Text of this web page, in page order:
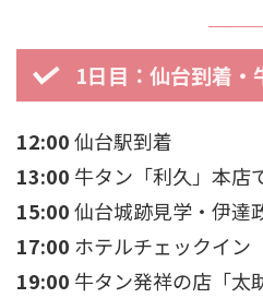
1日目：仙台到着・
12:00仙台駅到着
13:00 牛タン「利久」本店
15:00仙台城跡見学・伊達
17:00 ホテルチェックイン
19:00 牛タン発祥の店「太